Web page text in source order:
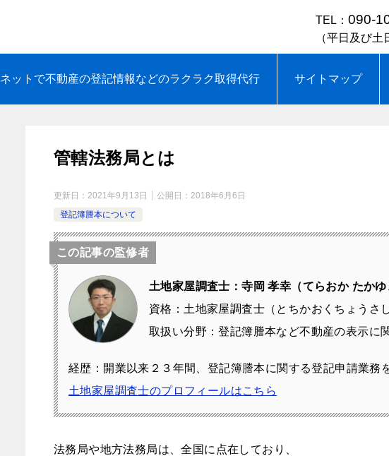
TEL： 090-
（平日及び土
ネットで不動産の登記情報などのラクラク取得代行 サイトマップ
管轄法務局とは
更新日： 2021年9月13日 公開日： 2018年6月6日
登記簿謄本について
この記事の監修者
土地家屋調査士：寺岡 孝幸（てらおか たかゆ
資格：土地家屋調査士（とちかおくちょうさ
取扱い分野：登記簿謄本など不動産の表示に
経歴：開業以来２３年間、登記簿謄本に関する登記申請業務
土地家屋調査士のプロフィールはこちら
法務局や地方法務局は、全国に点在しており、